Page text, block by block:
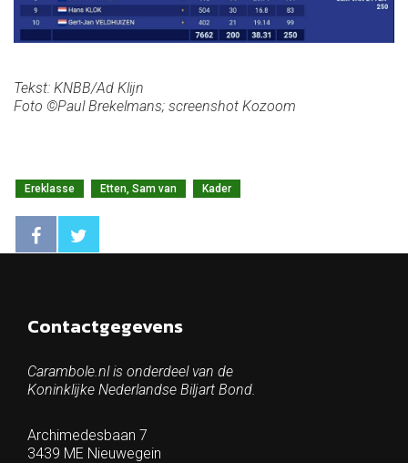
Tekst: KNBB/Ad Klijn
Foto ©Paul Brekelmans; screenshot Kozoom
Ereklasse Etten, Sam van Kader
Contactgegevens
Carambole.nl is onderdeel van de
Koninklijke Nederlandse Biljart Bond.
Archimedesbaan 7
3439 ME Nieuwegein